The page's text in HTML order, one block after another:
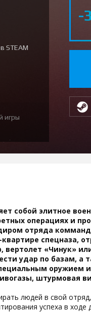
STEAM
игры
-
собой элитное
операциях и
отряда
спецназа,
вертолет «Чинук»
удар по базам, а
оружием
штурмовая
людей в свой
успеха в ходе